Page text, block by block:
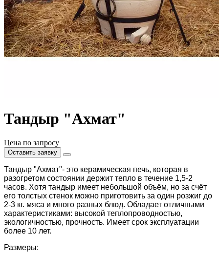
Тандыр "Ахмат"
Цена по запросу
Оставить заявку
Тандыр "Ахмат"- это керамическая печь, которая в
разогретом состоянии держит тепло в течение 1,5-2
часов. Хотя тандыр имеет небольшой объём, но за счёт
его толстых стенок можно приготовить за один розжиг до
2-3 кг. мяса и много разных блюд. Обладает отличными
характеристиками: высокой теплопроводностью,
экологичностью, прочность. Имеет срок эксплуатации
более 10 лет.
Размеры: